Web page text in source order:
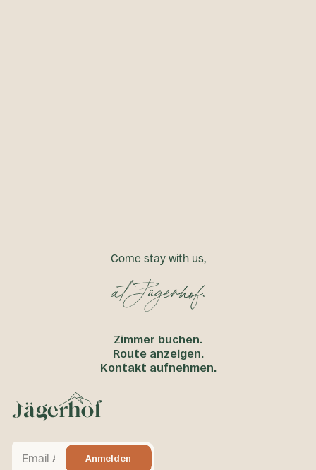
Come stay with us,
Zimmer buchen.
Route anzeigen.
Kontakt aufnehmen.
Anmelden
Anmelden